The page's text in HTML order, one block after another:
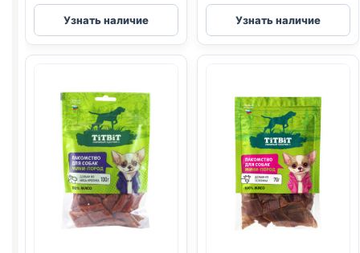
TitBit
трубочки
(МИНИ
100г
Узнать наличие
TitBit
колбаски
(БАВАРСКИЕ)
Узнать наличие